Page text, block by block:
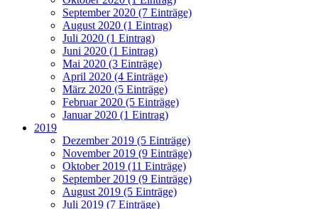
September 2020 (7 Einträge)
August 2020 (1 Eintrag)
Juli 2020 (1 Eintrag)
Juni 2020 (1 Eintrag)
Mai 2020 (3 Einträge)
April 2020 (4 Einträge)
März 2020 (5 Einträge)
Februar 2020 (5 Einträge)
Januar 2020 (1 Eintrag)
2019
Dezember 2019 (5 Einträge)
November 2019 (9 Einträge)
Oktober 2019 (11 Einträge)
September 2019 (9 Einträge)
August 2019 (5 Einträge)
Juli 2019 (7 Einträge)